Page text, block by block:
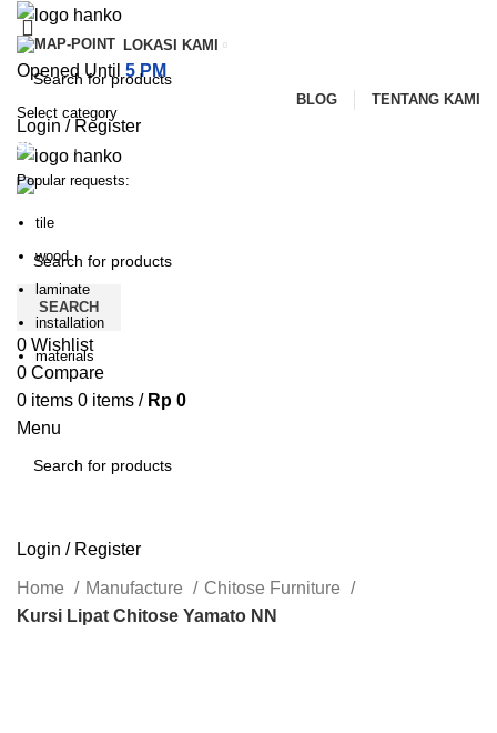
LOKASI KAMI
Opened Until 5 PM
BLOG TENTANG KAMI
Login / Register
HUBUNGI KAMI
SEARCH
0 Wishlist
0 Compare
0 items 0 items / Rp 0
Menu
Login / Register
Home Manufacture
Chitose Furniture
Kursi Lipat Chitose Yamato NN
Select category
SEARCH
Popular requests:
tile
wood
laminate
installation
materials